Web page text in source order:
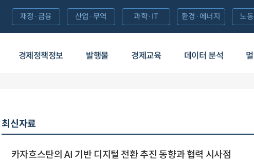
경제정책정보 발행물 경제교육 데이터 분석
재정·금융 산업·무역 과학·IT 환경·에너지 노
최신자료
카자흐스탄의 AI 기반 디지털 전환 추진 동향과 협력 시사점